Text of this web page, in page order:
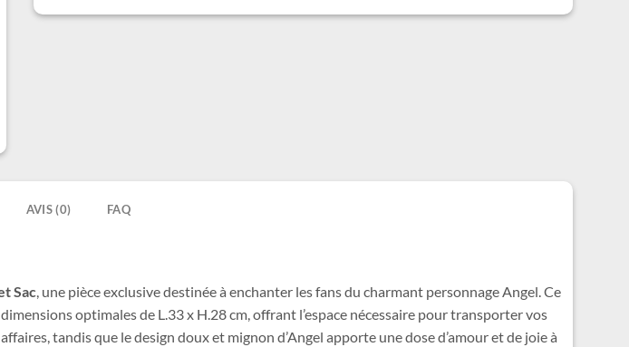
AVIS (0) FAQ
Sac , une pièce exclusive destinée à enchanter les fans du charmant personnage Angel. Ce
optimales de L.33 x H.28 cm, offrant l’espace nécessaire pour transporter vos
tandis que le design doux et mignon d’Angel apporte une dose d’amour et de joie à